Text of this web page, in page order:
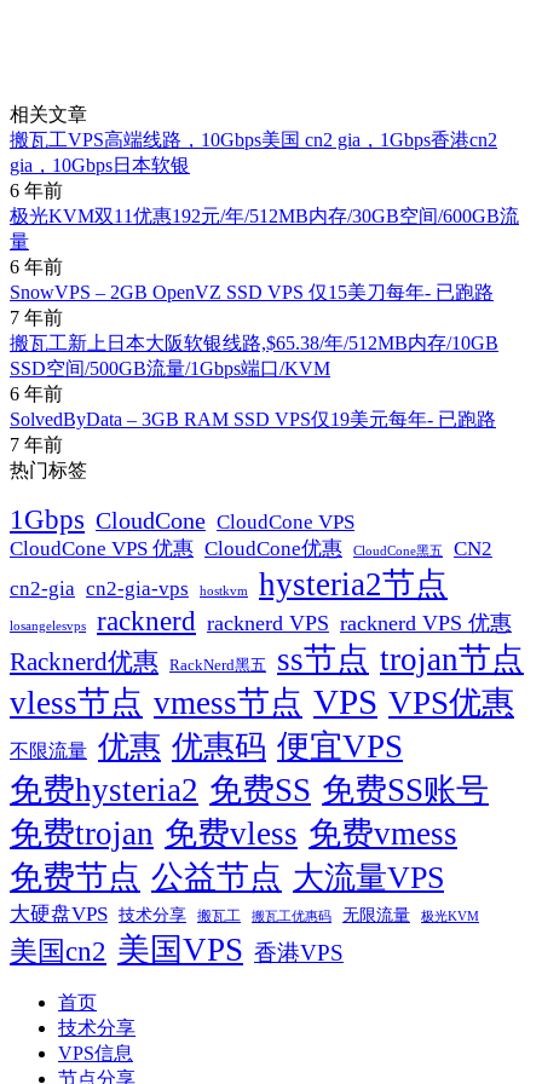
相关文章
搬瓦工VPS高端线路，10Gbps美国 cn2 gia，1Gbps香港cn2
gia，10Gbps日本软银
6 年前
极光KVM双11优惠192元/年/512MB内存/30GB空间/600GB流
量
6 年前
SnowVPS – 2GB OpenVZ SSD VPS 仅15美刀每年- 已跑路
7 年前
搬瓦工新上日本大阪软银线路,$65.38/年/512MB内存/10GB
SSD空间/500GB流量/1Gbps端口/KVM
6 年前
SolvedByData – 3GB RAM SSD VPS仅19美元每年- 已跑路
7 年前
热门标签
1Gbps CloudCone CloudCone VPS
CloudCone VPS 优惠 CloudCone优惠 CloudCone黑五
CN2
cn2-gia cn2-gia-vps hostkvm hysteria2节点
losangelesvps racknerd racknerd VPS racknerd VPS 优惠
Racknerd优惠 RackNerd黑五 ss节点 trojan节点
vless节点 vmess节点 VPS VPS优惠
不限流量 优惠 优惠码 便宜VPS
免费hysteria2 免费SS 免费SS账号
免费trojan 免费vless 免费vmess
免费节点 公益节点 大流量VPS
大硬盘VPS 技术分享 搬瓦工 搬瓦工优惠码 无限流量 极光KVM
美国cn2 美国VPS 香港VPS
首页
技术分享
VPS信息
节点分享